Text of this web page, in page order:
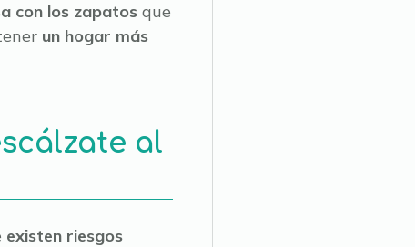
con los zapatos que
un hogar más
al
existen riesgos